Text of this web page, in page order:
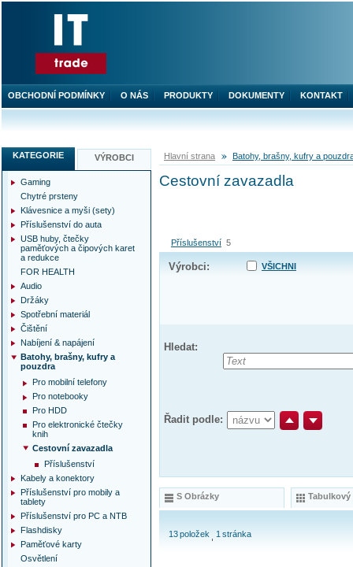
Hlavní strana Batohy, brašny, kufry a
Cestovní zavazadla
Příslušenství 5
Výrobci: VŠICHNI
Hledat:
Řadit podle:
S Obrázky Tabulkový
13položek 1 stránka
KATEGORIE VÝROBCI
Gaming
Chytré prsteny
Klávesnice a myši (sety)
Příslušenství do auta
USB huby, čtečky
paměťových a čipových karet
a redukce
FOR HEALTH
Audio
Držáky
Spotřební materiál
Čištění
Nabíjení & napájení
Batohy, brašny, kufry a
pouzdra
Pro mobilní telefony
Pro notebooky
Pro HDD
Pro elektronické čtečky
knih
Cestovní zavazadla
Příslušenství
Kabely a konektory
Příslušenství pro mobily a
tablety
Příslušenství pro PC a NTB
Flashdisky
Paměťové karty
Osvětlení
OBCHODNÍ PODMÍNKY O NÁS PRODUKTY DOKUMENTY KONTAKT